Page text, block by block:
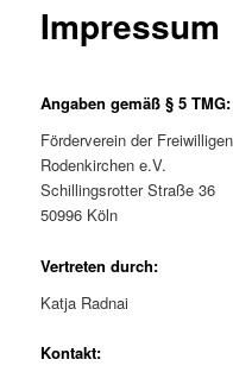
Impressum
Angaben gemäß § 5 TMG:
Förderverein der
Rodenkirchen e.V.
Schillingsrotter Straße 36
50996 Köln
Vertreten durch:
Katja Radnai
Kontakt: